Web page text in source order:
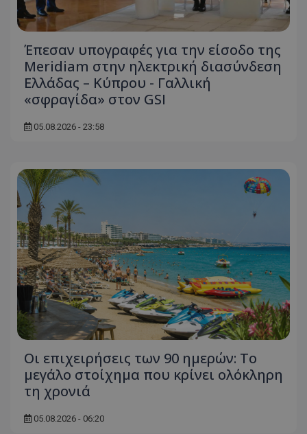
Έπεσαν υπογραφές για την είσοδο της
Meridiam στην ηλεκτρική διασύνδεση
Ελλάδας – Κύπρου - Γαλλική
«σφραγίδα» στον GSI
05.08.2026 - 23:58
Οι επιχειρήσεις των 90 ημερών: Το
μεγάλο στοίχημα που κρίνει ολόκληρη
τη χρονιά
05.08.2026 - 06:20
τον
οποίο
για
του
_ga_J7RS52TMNC
του